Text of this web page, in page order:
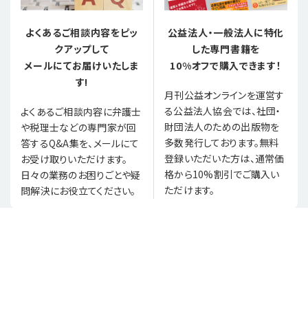
よくあるご相談内容をピッ
クアップして
メールにてお届けいたしま
す!
よくあるご相談内容に弁護士
や税理士などの専門家が回
答するQ&A集を、メールにて
お受け取りいただけます。
日々の業務のお困りごとや疑
問解決にお役立てください。
公益法人・一般法人に特化
した専門書籍を
10%オフで購入できます！
月刊公益オンラインを運営す
る公益法人協会では、社団・
財団法人のための出版物を
多数発行しております。無料
登録いただいた方は、通常価
格から10%割引でご購入い
ただけます。